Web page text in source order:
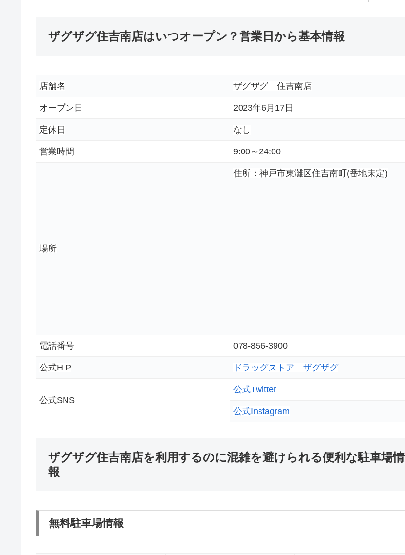
ザグザグ住吉南店はいつオープン？営業日から基本情報
店舗名 ザグザグ 住吉南店
オープン日 2023年6月17日
定休日 なし
営業時間 9:00～24:00
場所
住所：神戸市東灘区住吉南町(番地未定)
電話番号 078-856-3900
公式H P ドラッグストア ザグザグ
公式SNS
公式Twitter
公式Instagram
ザグザグ住吉南店を利用するのに混雑を避けられる便利な駐車場情
報
無料駐車場情報